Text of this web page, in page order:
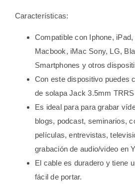
Características:
Compatible con Iphone,
Macbook, iMac Sony, LG,
Smartphones y otros
Con este dispositivo puedes
de solapa Jack 3.5mm
Es ideal para para grabar
blogs, podcast, seminarios,
películas, entrevistas,
grabación de audio/video en
El cable es duradero y tiene
fácil de portar.